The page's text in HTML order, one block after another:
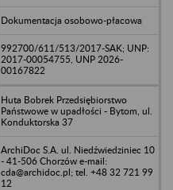
Dokumentacja osobowo-płacowa
992700/611/513/2017-SAK; UNP:
2017-00054755, UNP 2026-
00167822
Huta Bobrek Przedsiębiorstwo
Państwowe w upadłości - Bytom, ul.
Konduktorska 37
ArchiDoc S.A. ul. Niedźwiedziniec 10
- 41-506 Chorzów e-mail:
cda@archidoc.pl; tel. +48 32 721 99
12